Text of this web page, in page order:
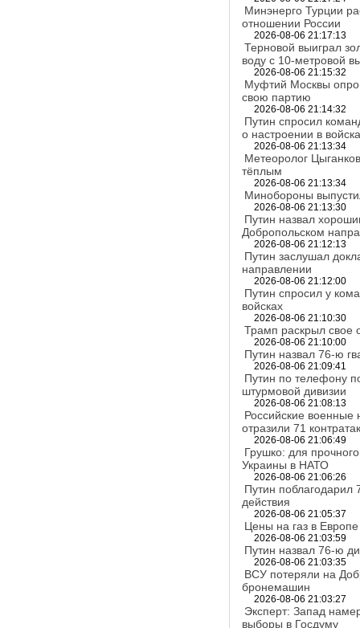
Минэнерго Турции
отношении России
2026-08-06 21:17:13
Терновой выиграл
воду с 10-метровой
2026-08-06 21:15:32
Муфтий Москвы
свою партию
2026-08-06 21:14:32
Путин спросил
о настроении в
2026-08-06 21:13:34
Метеоролог
тёплым
2026-08-06 21:13:34
Минобороны
2026-08-06 21:13:30
Путин назвал
Добропольском
2026-08-06 21:12:13
Путин заслушал
направлении
2026-08-06 21:12:00
Путин спросил у
войсках
2026-08-06 21:10:30
Трамп раскрыл свое
2026-08-06 21:10:00
Путин назвал 76-ю
2026-08-06 21:09:41
Путин по телефону
штурмовой дивизии
2026-08-06 21:08:13
Российские военные
отразили 71
2026-08-06 21:06:49
Грушко: для
Украины в НАТО
2026-08-06 21:06:26
Путин
действия
2026-08-06 21:05:37
Цены на газ в
2026-08-06 21:03:59
Путин назвал 76-ю
2026-08-06 21:03:35
ВСУ потеряли на
бронемашин
2026-08-06 21:03:27
Эксперт: Запад
выборы в Госдуму